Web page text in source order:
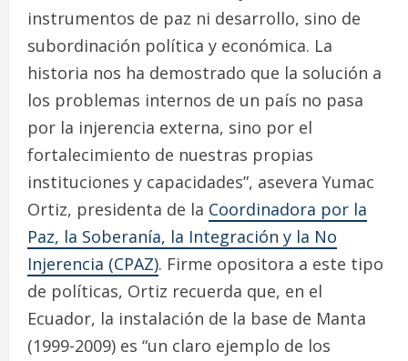
instrumentos de paz ni desarrollo, sino de
subordinación política y económica. La
historia nos ha demostrado que la solución a
los problemas internos de un país no pasa
por la injerencia externa, sino por el
fortalecimiento de nuestras propias
instituciones y capacidades”, asevera Yumac
Ortiz, presidenta de la Coordinadora por la
Paz, la Soberanía, la Integración y la No
Injerencia (CPAZ). Firme opositora a este tipo
de políticas, Ortiz recuerda que, en el
Ecuador, la instalación de la base de Manta
(1999-2009) es “un claro ejemplo de los